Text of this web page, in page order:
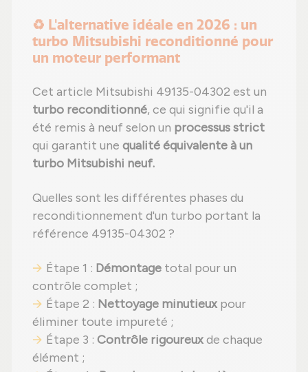
♻️ L'alternative idéale en 2026 : un
turbo Mitsubishi reconditionné pour
un moteur performant
Cet article Mitsubishi 49135-04302 est un
turbo reconditionné, ce qui signifie qu'il a
été remis à neuf selon un processus strict
qui garantit une qualité équivalente à un
turbo Mitsubishi neuf.
Quelles sont les différentes phases du
reconditionnement d'un turbo portant la
référence 49135-04302 ?
Étape 1 : Démontage total pour un
contrôle complet ;
Étape 2 : Nettoyage minutieux pour
éliminer toute impureté ;
Étape 3 : Contrôle rigoureuxde chaque
élément ;